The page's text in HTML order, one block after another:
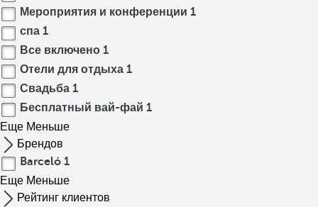
Мероприятия и конференции 1
спа 1
Все включено 1
Отели для отдыха 1
Свадьба 1
Бесплатный вай-фай 1
Еще Меньше
Брендов
Barceló 1
Еще Меньше
Рейтинг клиентов